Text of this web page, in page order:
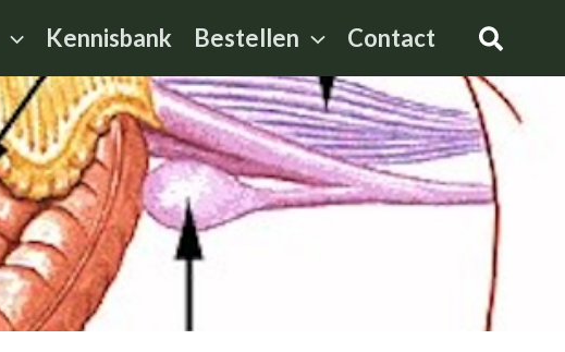
Kennisbank Bestellen Contact